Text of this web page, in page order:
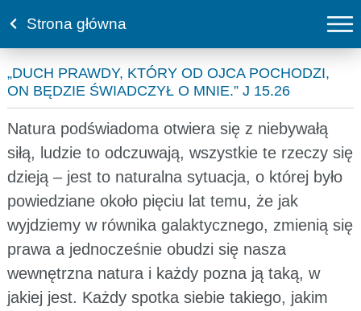
Strona główna
„DUCH PRAWDY, KTÓRY OD OJCA POCHODZI,
ON BĘDZIE ŚWIADCZYŁ O MNIE.” J 15.26
Natura podświadoma otwiera się z niebywałą
siłą, ludzie to odczuwają, wszystkie te rzeczy się
dzieją – jest to naturalna sytuacja, o której było
powiedziane około pięciu lat temu, że jak
wyjdziemy w równika galaktycznego, zmienią się
prawa a jednocześnie obudzi się nasza
wewnętrzna natura i każdy pozna ją taką, w
jakiej jest. Każdy spotka siebie takiego, jakim